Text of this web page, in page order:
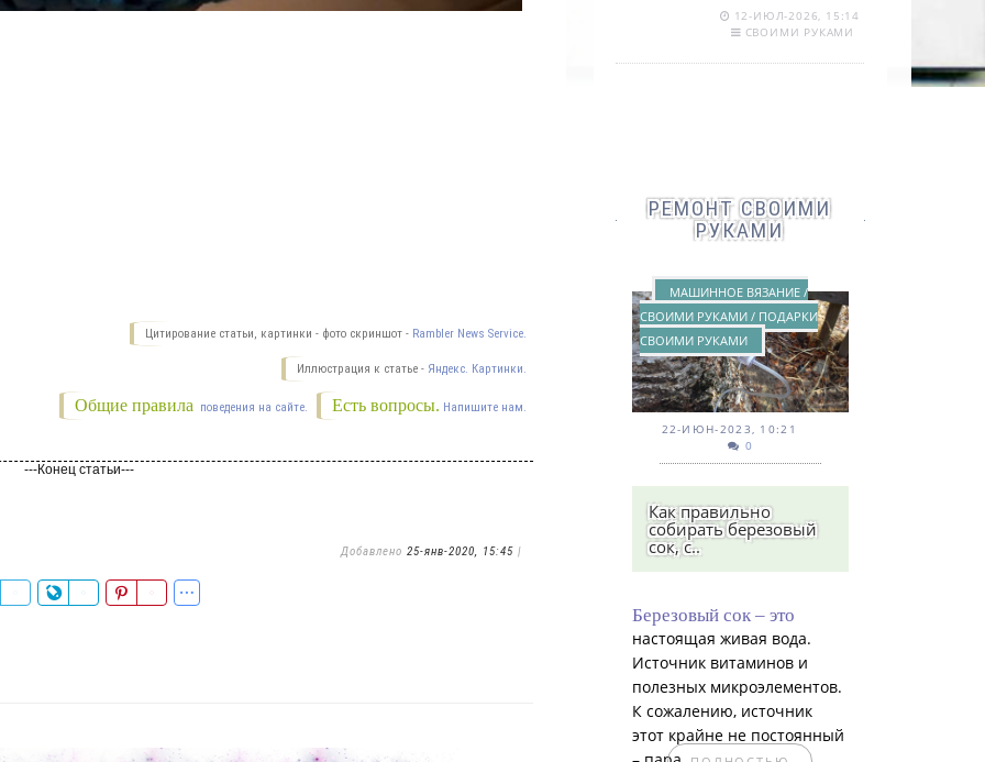
Цитирование статьи, картинки - фото скриншот - Rambler News Service.
Иллюстрация к статье - Яндекс. Картинки.
Есть вопросы. Напишите нам.
Общие правила поведения на сайте.
Добавлено 25-янв-2020, 15:45|
12-ИЮЛ-2026, 15:14
СВОИМИ РУКАМИ
РЕМОНТ СВОИМИ
РУКАМИ
МАШИННОЕ ВЯЗАНИЕ /
СВОИМИ РУКАМИ / ПОДАРКИ
СВОИМИ РУКАМИ
22-ИЮН-2023, 10:21
0
Как правильно
собирать березовый
сок, с..
Березовый сок – это
настоящая живая вода.
Источник витаминов и
полезных микроэлементов.
К сожалению, источник
этот крайне не постоянный